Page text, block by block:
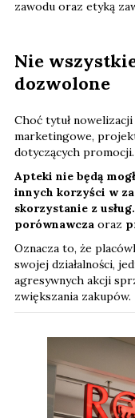
zawodu oraz etyką
Nie
dozwolone
Choć tytuł
marketingowe,
dotyczących promocji.
Apteki nie będą
innych korzyści w
skorzystanie z usług.
porównawcza oraz
Oznacza to, że
swojej działalności,
agresywnych akcji
zwiększania zakupów.